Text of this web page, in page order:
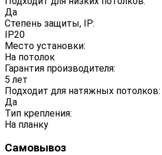
Да
Степень защиты, IP:
IP20
Место установки:
На потолок
Гарантия производителя:
5 лет
Подходит для натяжных потолков:
Да
Тип крепления:
На планку
Самовывоз